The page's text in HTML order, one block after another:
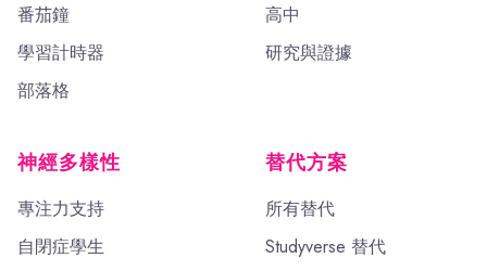
番茄鐘
學習計時器
部落格
高中
研究與證據
神經多樣性
專注力支持
自閉症學生
替代方案
所有替代
Studyverse 替代